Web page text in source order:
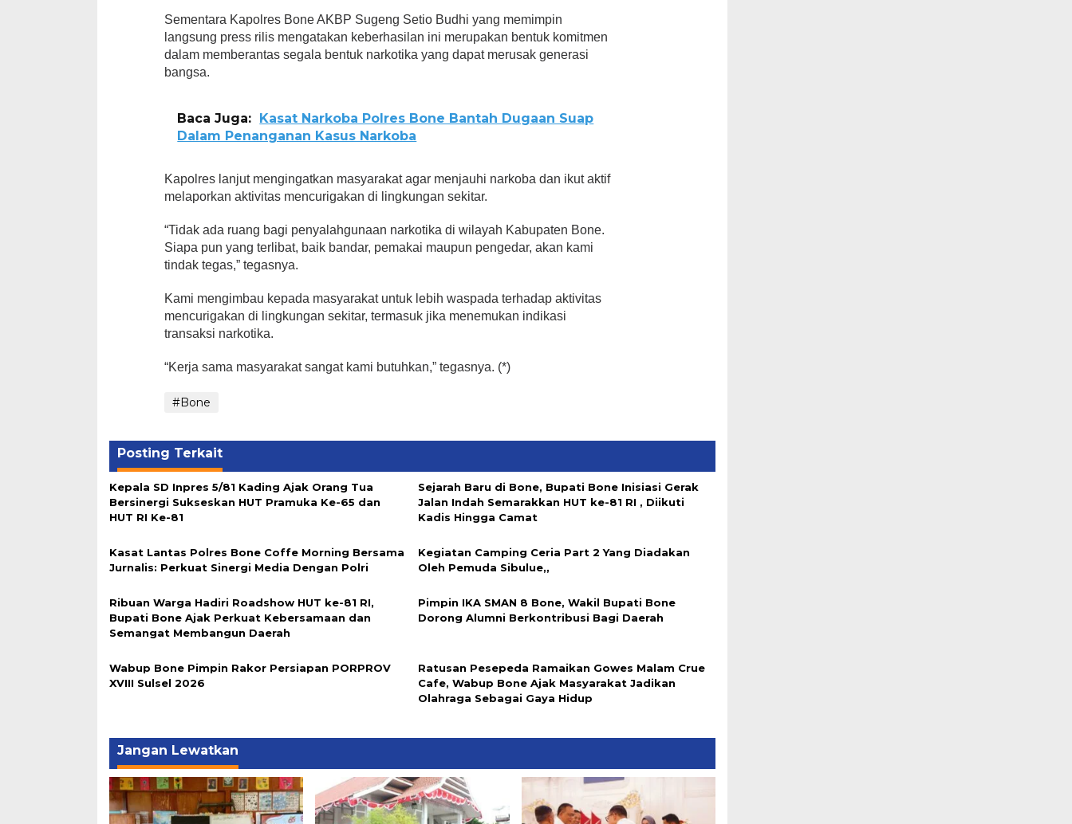
Sementara Kapolres Bone AKBP Sugeng Setio Budhi yang memimpin
langsung press rilis mengatakan keberhasilan ini merupakan bentuk komitmen
dalam memberantas segala bentuk narkotika yang dapat merusak generasi
bangsa.
Baca Juga: Kasat Narkoba Polres Bone Bantah Dugaan Suap
Dalam Penanganan Kasus Narkoba
Kapolres lanjut mengingatkan masyarakat agar menjauhi narkoba dan ikut aktif
melaporkan aktivitas mencurigakan di lingkungan sekitar.
“Tidak ada ruang bagi penyalahgunaan narkotika di wilayah Kabupaten Bone.
Siapa pun yang terlibat, baik bandar, pemakai maupun pengedar, akan kami
tindak tegas,” tegasnya.
Kami mengimbau kepada masyarakat untuk lebih waspada terhadap aktivitas
mencurigakan di lingkungan sekitar, termasuk jika menemukan indikasi
transaksi narkotika.
“Kerja sama masyarakat sangat kami butuhkan,” tegasnya. (*)
#Bone
Posting Terkait
Kepala SD Inpres 5/81 Kading Ajak Orang Tua
Bersinergi Sukseskan HUT Pramuka Ke-65 dan
HUT RI Ke-81
Sejarah Baru di Bone, Bupati Bone Inisiasi Gerak
Jalan Indah Semarakkan HUT ke-81 RI , Diikuti
Kadis Hingga Camat
Kasat Lantas Polres Bone Coffe Morning Bersama
Jurnalis: Perkuat Sinergi Media Dengan Polri
Kegiatan Camping Ceria Part 2 Yang Diadakan
Oleh Pemuda Sibulue,,
Ribuan Warga Hadiri Roadshow HUT ke-81 RI,
Bupati Bone Ajak Perkuat Kebersamaan dan
Semangat Membangun Daerah
Pimpin IKA SMAN 8 Bone, Wakil Bupati Bone
Dorong Alumni Berkontribusi Bagi Daerah
Wabup Bone Pimpin Rakor Persiapan PORPROV
XVIII Sulsel 2026
Ratusan Pesepeda Ramaikan Gowes Malam Crue
Cafe, Wabup Bone Ajak Masyarakat Jadikan
Olahraga Sebagai Gaya Hidup
Jangan Lewatkan